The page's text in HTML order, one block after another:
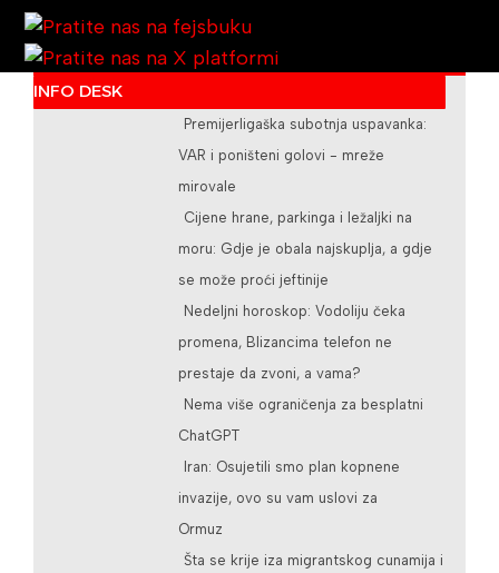
/teslicdanas@gmail.com
INFO DESK
Premijerligaška subotnja uspavanka:
VAR i poništeni golovi - mreže
mirovale
Cijene hrane, parkinga i ležaljki na
moru: Gdje je obala najskuplja, a gdje
se može proći jeftinije
Nedeljni horoskop: Vodoliju čeka
promena, Blizancima telefon ne
prestaje da zvoni, a vama?
Nema više ograničenja za besplatni
ChatGPT
Iran: Osujetili smo plan kopnene
invazije, ovo su vam uslovi za
Ormuz
Šta se krije iza migrantskog cunamija i